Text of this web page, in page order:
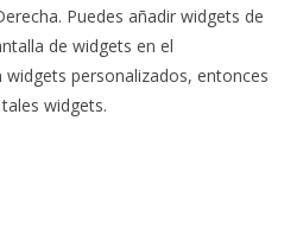
Puedes añadir widgets de
de widgets en el
widgets personalizados, entonces
widgets.